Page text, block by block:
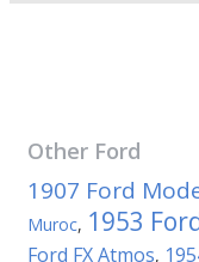
Other Ford
1907 Ford
Muroc, 1953
Ford FX Atmos,